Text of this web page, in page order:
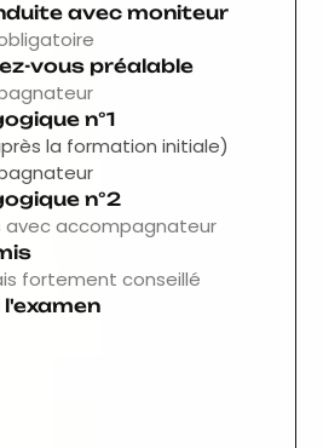
avec moniteur
vous préalable
n°1
la formation initiale)
n°2
avec accompagnateur
fortement conseillé